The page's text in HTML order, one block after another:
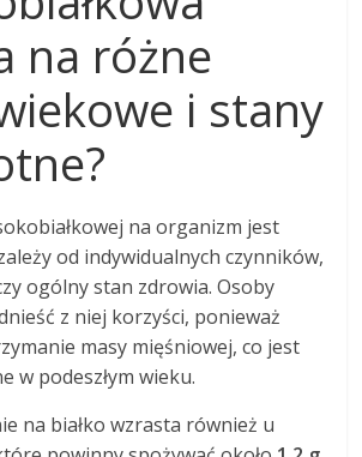
na różne
i stany
na organizm jest
od indywidualnych czynników,
ogólny stan zdrowia. Osoby
z niej korzyści, ponieważ
masy mięśniowej, co jest
w podeszłym wieku.
na białko wzrasta również u